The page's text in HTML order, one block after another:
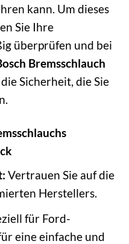
kann. Um dieses
Sie Ihre
überprüfen und bei
Bremsschlauch
Sicherheit, die Sie
Vertrauen Sie auf die
Herstellers.
für Ford-
eine einfache und